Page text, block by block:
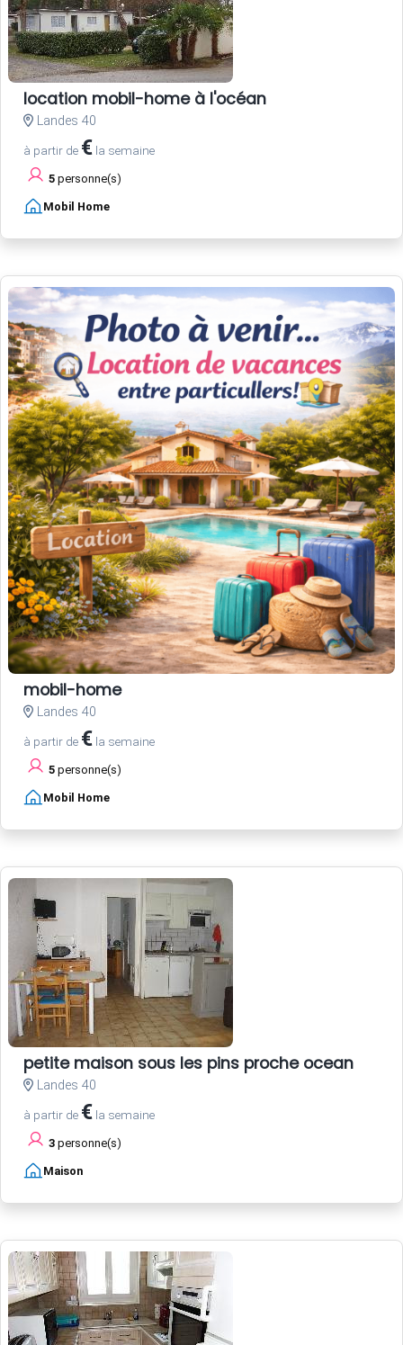
location mobil-home à l'océan
Landes 40
à partir de € la semaine
5 personne(s)
Mobil Home
mobil-home
Landes 40
à partir de € la semaine
5 personne(s)
Mobil Home
petite maison sous les pins proche ocean
Landes 40
à partir de € la semaine
3 personne(s)
Maison